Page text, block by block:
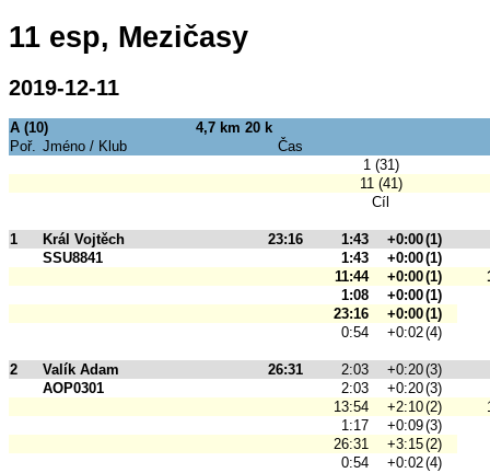
11 esp, Mezičasy
2019-12-11
A (10)
4,7 km 20 k
Poř. Jméno / Klub
Čas
1 (31)
11 (41)
Cíl
1 Král Vojtěch 23:16 1:43 +0:00(1)
SSU8841
1:43 +0:00(1)
11:44
+0:00(1)
1:08
+0:00(1)
23:16
+0:00(1)
0:54
+0:02(4)
2 Valík Adam 26:31 2:03 +0:20(3)
AOP0301
2:03 +0:20(3)
13:54
+2:10(2)
1:17
+0:09(3)
26:31
+3:15(2)
0:54
+0:02(4)